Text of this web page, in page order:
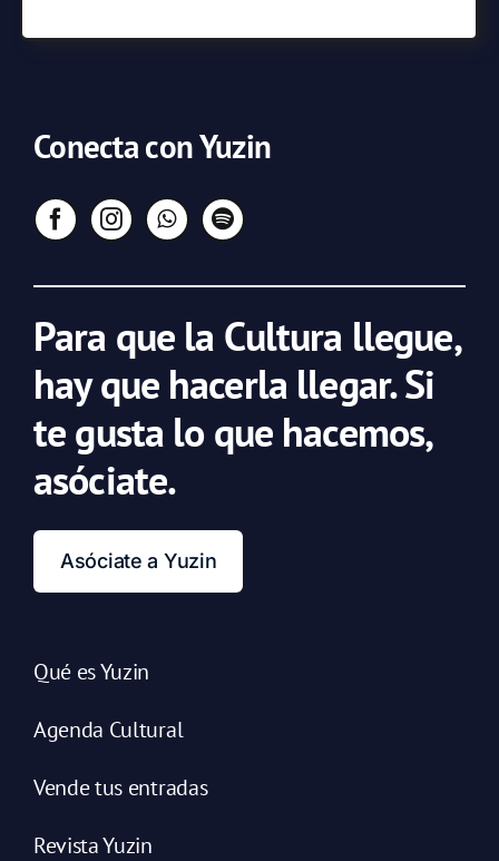
Conecta con Yuzin
Para que la Cultura llegue,
hay que hacerla llegar. Si
te gusta lo que hacemos,
asóciate.
Asóciate a Yuzin
Qué es Yuzin
Agenda Cultural
Vende tus entradas
Revista Yuzin